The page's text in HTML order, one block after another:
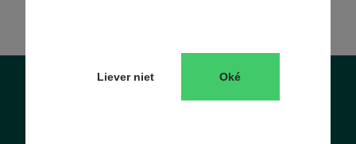
Liever niet Oké